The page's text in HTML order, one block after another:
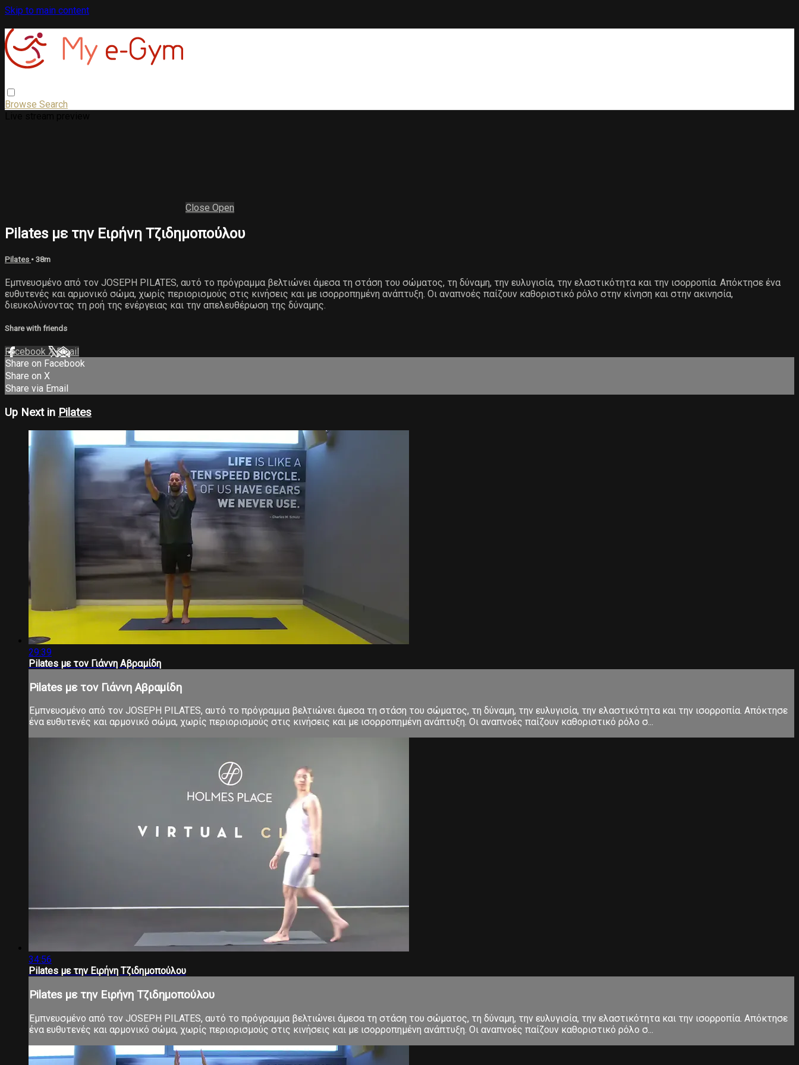
Skip to main content
Browse Search
Close Open
Pilates με την Ειρήνη Τζιδημοπούλου
Pilates • 38m
Εμπνευσμένο από τον JOSEPH PILATES, αυτό το πρόγραμμα βελτιώνει άμεσα τη στάση του σώματος, τη δύναμη, την ευλυγισία, την ελαστικότητα και την ισορροπία. Απόκτησε ένα
ευθυτενές και αρμονικό σώμα, χωρίς περιορισμούς στις κινήσεις και με ισορροπημένη ανάπτυξη. Οι αναπνοές παίζουν καθοριστικό ρόλο στην κίνηση και στην ακινησία,
διευκολύνοντας τη ροή της ενέργειας και την απελευθέρωση της δύναμης.
Share with friends
Facebook XEmail
Share on Facebook
Share on X
Share via Email
Up Next in Pilates
29:39
Pilates με τον Γιάννη Αβραμίδη
Pilates με τον Γιάννη Αβραμίδη
Εμπνευσμένο από τον JOSEPH PILATES, αυτό το πρόγραμμα βελτιώνει άμεσα τη στάση του σώματος, τη δύναμη, την ευλυγισία, την ελαστικότητα και την ισορροπία. Απόκτησε
ένα ευθυτενές και αρμονικό σώμα, χωρίς περιορισμούς στις κινήσεις και με ισορροπημένη ανάπτυξη. Οι αναπνοές παίζουν καθοριστικό ρόλο σ...
34:56
Pilates με την Ειρήνη Τζιδημοπούλου
Pilates με την Ειρήνη Τζιδημοπούλου
Εμπνευσμένο από τον JOSEPH PILATES, αυτό το πρόγραμμα βελτιώνει άμεσα τη στάση του σώματος, τη δύναμη, την ευλυγισία, την ελαστικότητα και την ισορροπία. Απόκτησε
ένα ευθυτενές και αρμονικό σώμα, χωρίς περιορισμούς στις κινήσεις και με ισορροπημένη ανάπτυξη. Οι αναπνοές παίζουν καθοριστικό ρόλο σ...